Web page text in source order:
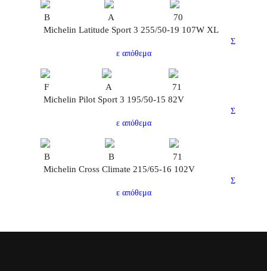
B A
70
Michelin Latitude Sport 3 255/50-19 107W XL
Σ
ε απόθεμα
F A
71
Michelin Pilot Sport 3 195/50-15 82V
Σ
ε απόθεμα
B B
71
Michelin Cross Climate 215/65-16 102V
Σ
ε απόθεμα